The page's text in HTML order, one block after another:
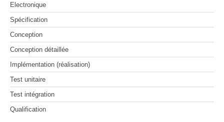
Electronique
Spécification
Conception
Conception détaillée
Implémentation (réalisation)
Test unitaire
Test intégration
Qualification